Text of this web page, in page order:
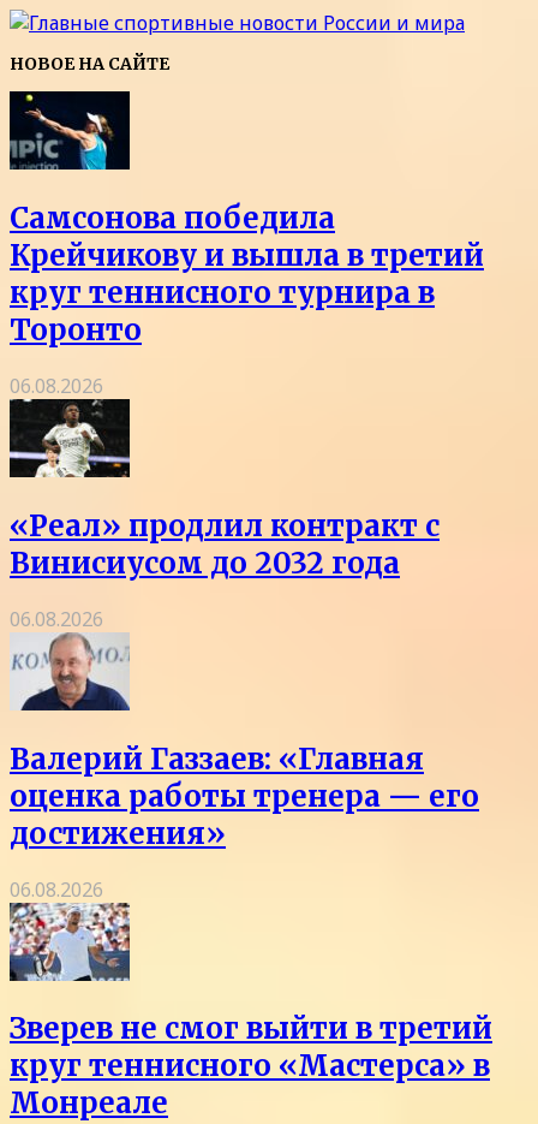
НОВОЕ НА САЙТЕ
Самсонова победила
Крейчикову и вышла в третий
круг теннисного турнира в
Торонто
06.08.2026
«Реал» продлил контракт с
Винисиусом до 2032 года
06.08.2026
Валерий Газзаев: «Главная
оценка работы тренера — его
достижения»
06.08.2026
Зверев не смог выйти в третий
круг теннисного «Мастерса» в
Монреале